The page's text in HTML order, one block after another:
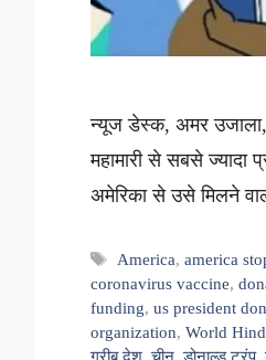
न्यूज डेस्क, अमर
महामारी से सबसे
अमेरिका से उसे मिलने
Tags
America,america
coronavirus vaccine,
funding, us president
organization, World
गरीब देश ,चीन ,डोनाल्ड ट्रंप,